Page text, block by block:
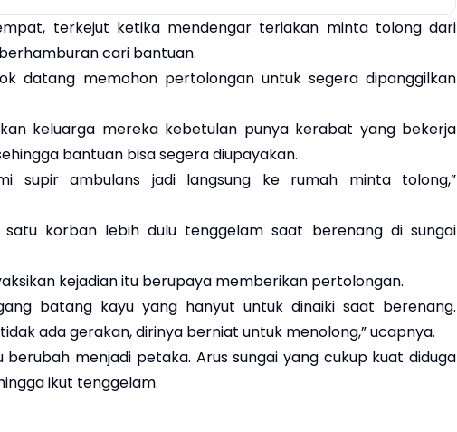
terkejut ketika mendengar teriakan minta tolong dari
cari bantuan.
datang memohon pertolongan untuk segera dipanggilkan
keluarga mereka kebetulan punya kerabat yang bekerja
bantuan bisa segera diupayakan.
supir ambulans jadi langsung ke rumah minta tolong,”
korban lebih dulu tenggelam saat berenang di sungai
kejadian itu berupaya memberikan pertolongan.
batang kayu yang hanyut untuk dinaiki saat berenang.
ada gerakan, dirinya berniat untuk menolong,” ucapnya.
berubah menjadi petaka. Arus sungai yang cukup kuat diduga
ikut tenggelam.